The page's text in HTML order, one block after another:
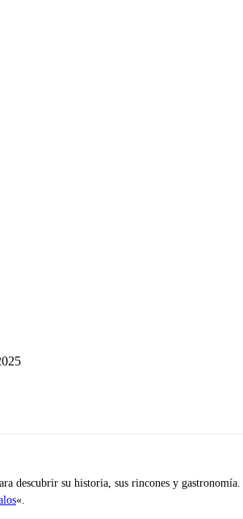
su historia, sus rincones y
«.